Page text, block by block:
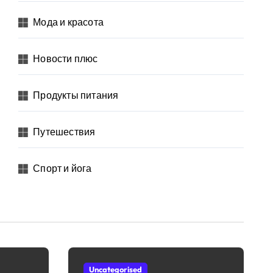
Мода и красота
Новости плюс
Продукты питания
Путешествия
Спорт и йога
Uncategorised